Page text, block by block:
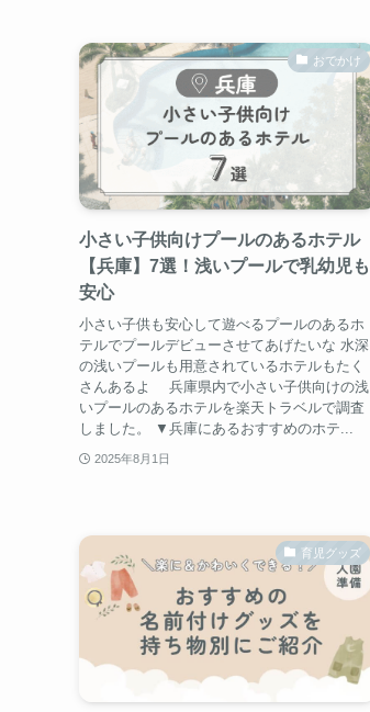
おでかけ
小さい子供向けプールのあるホテル
【兵庫】7選！浅いプールで乳幼児も
安心
小さい子供も安心して遊べるプールのあるホ
テルでプールデビューさせてあげたいな 水深
の浅いプールも用意されているホテルもたく
さんあるよ 兵庫県内で小さい子供向けの浅
いプールのあるホテルを楽天トラベルで調査
しました。 ▼兵庫にあるおすすめのホテ...
2025年8月1日
育児グッズ